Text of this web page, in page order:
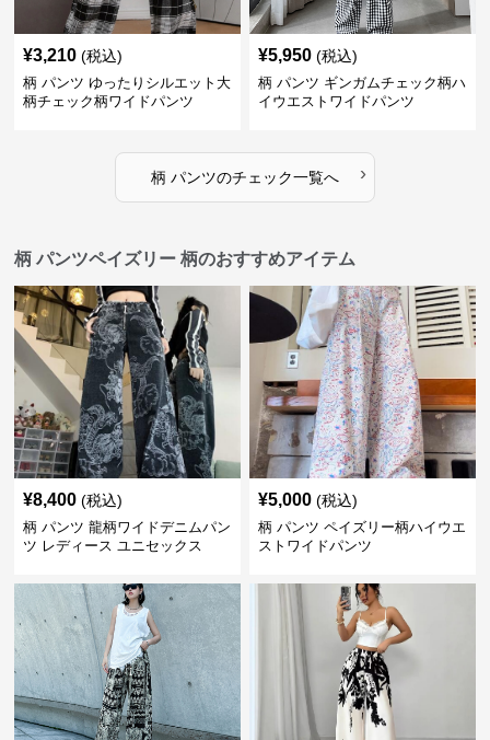
¥3,210 (税込)
柄 パンツ ゆったりシルエット大
柄チェック柄ワイドパンツ
¥5,950 (税込)
柄 パンツ ギンガムチェック柄ハ
イウエストワイドパンツ
柄 パンツのチェック一覧へ ›
柄 パンツペイズリー 柄のおすすめアイテム
¥8,400 (税込)
柄 パンツ 龍柄ワイドデニムパン
ツ レディース ユニセックス
¥5,000 (税込)
柄 パンツ ペイズリー柄ハイウエ
ストワイドパンツ